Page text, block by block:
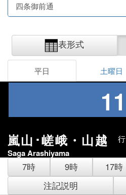
四条御前通
表形式
平日 土曜日
11
嵐山･嵯峨・山越 行
Saga Arashiyama
7時 9時 17時
注記説明